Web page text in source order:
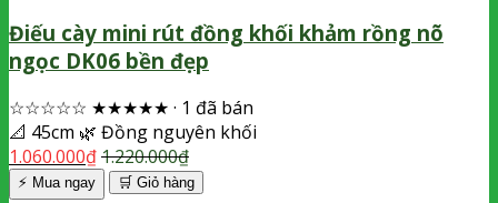
Điếu cày mini rút đồng khối khảm rồng nõ
ngọc DK06 bền đẹp
☆☆☆☆☆ ★★★★★ · 1 đã bán
📐 45cm 🌿 Đồng nguyên khối
1.060.000₫1.220.000₫
⚡ Mua ngay 🛒 Giỏ hàng